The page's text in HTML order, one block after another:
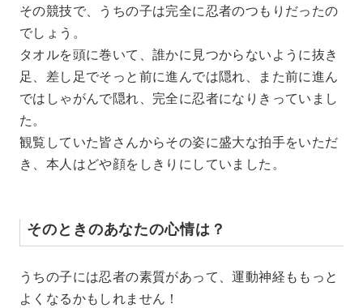
その競技で、うちの子は完全に忍者のつもりだったの
でしょう。
タオルを頭に巻いて、誰かに見つからないように抜き
足、差し足でそっと前に進んでは隠れ、また前に進ん
ではしゃがんで隠れ、完全に忍者になりきっていまし
た。
観覧していた皆さんからその姿に盛大な拍手をいただ
き、本人はどや顔をしきりにしていました。
そのときのあなたの心情は？
うちの子には忍者の素質があって、運動神経ももっと
よくなるかもしれません！